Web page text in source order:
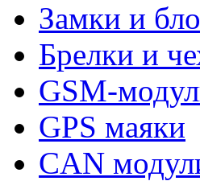
Замки и
Брелки и
GSM-
GPS маяки
CAN